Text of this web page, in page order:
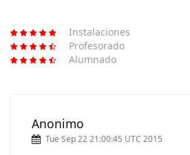
Instalaciones
Profesorado
Alumnado
Anonimo
Tue Sep 22 21:00:45 UTC 2015